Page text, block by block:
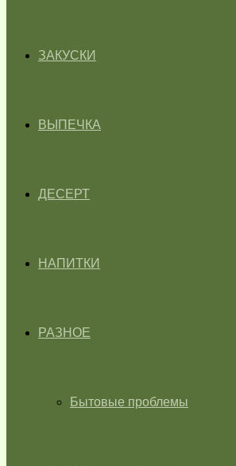
ЗАКУСКИ
ВЫПЕЧКА
ДЕСЕРТ
НАПИТКИ
РАЗНОЕ
Бытовые проблемы